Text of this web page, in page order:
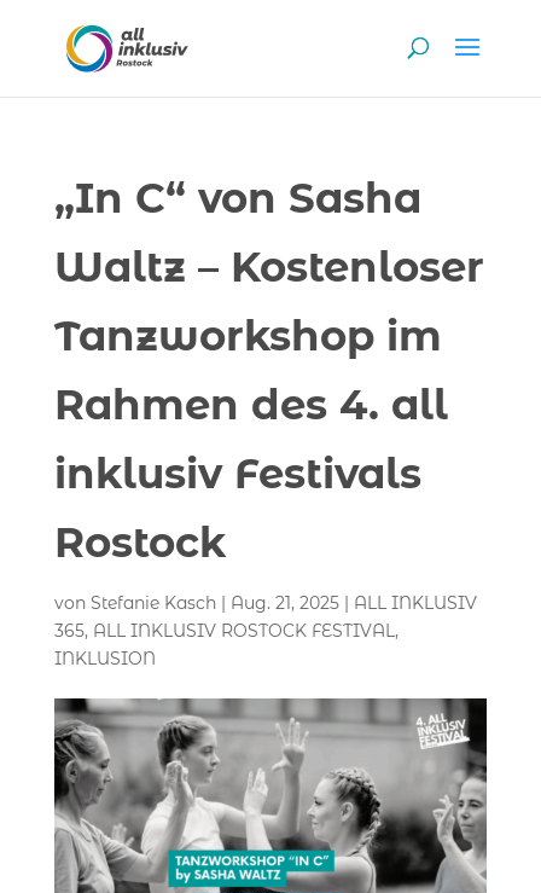
„In C“ von Sasha
Waltz – Kostenloser
Tanzworkshop im
Rahmen des 4. all
inklusiv Festivals
Rostock
von Stefanie Kasch| Aug. 21, 2025| ALL INKLUSIV
365, ALL INKLUSIV ROSTOCK FESTIVAL,
INKLUSION